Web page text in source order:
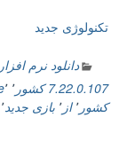
تکنولوژی جدید
دانلود نرم
7.22.0.107 كشور
٬ ٬
كشور ٬ از ٬ بازی جدید٬